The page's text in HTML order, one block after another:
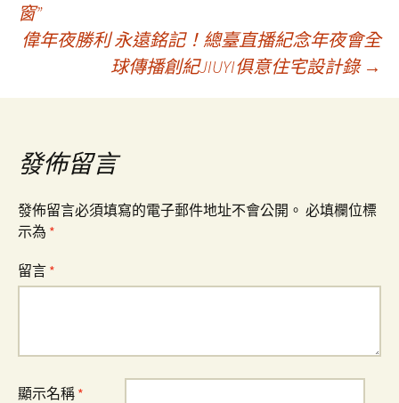
章
導
覽
窗”
偉年夜勝利 永遠銘記！總臺直播紀念年夜會全
球傳播創紀JIUYI俱意住宅設計錄 →
發佈留言
發佈留言必須填寫的電子郵件地址不會公開。 必填欄位標
示為 *
留言 *
顯示名稱 *